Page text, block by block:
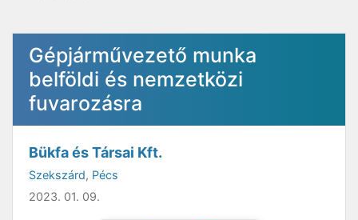
Gépjárművezető munka
belföldi és nemzetközi
fuvarozásra
Bükfa és Társai Kft.
Szekszárd, Pécs
2023. 01. 09.